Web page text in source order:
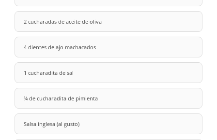
2 cucharadas de aceite de oliva
4 dientes de ajo machacados
1 cucharadita de sal
¼ de cucharadita de pimienta
Salsa inglesa (al gusto)